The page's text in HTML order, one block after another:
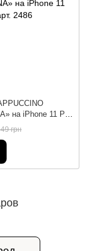
на iPhone 11 Pro
грн